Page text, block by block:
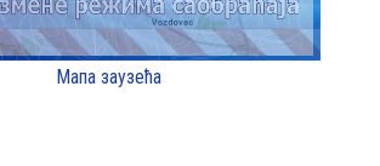
Мапа заузећа